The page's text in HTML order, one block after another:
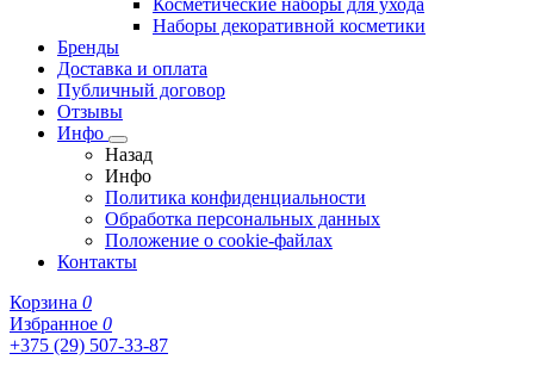
Косметические наборы для ухода
Наборы декоративной косметики
Бренды
Доставка и оплата
Публичный договор
Отзывы
Инфо
Назад
Инфо
Политика конфиденциальности
Обработка персональных данных
Положение о cookie-файлах
Контакты
Корзина 0
Избранное 0
+375 (29) 507-33-87